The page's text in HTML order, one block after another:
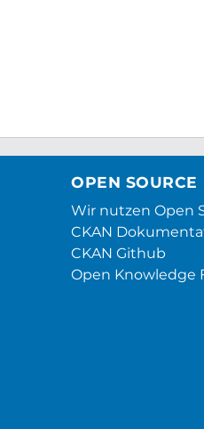
OPEN SOURCE
Wir nutzen Open
CKAN
CKAN Github
Open Knowledge